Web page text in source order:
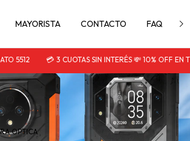
MAYORISTA CONTACTO FAQ
5512 💳 3 CUOTAS SIN INTERÉS 💸 10% OFF EN
OPTICA